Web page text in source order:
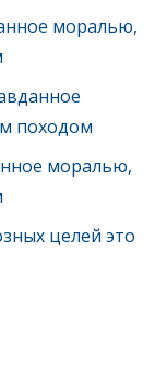
моралью,
походом
моралью,
целей это